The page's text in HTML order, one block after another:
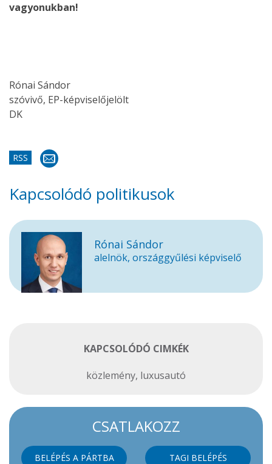
vagyonukban!
Rónai Sándor
szóvivő, EP-képviselőjelölt
DK
RSS
Kapcsolódó politikusok
Rónai Sándor
alelnök, országgyűlési képviselő
KAPCSOLÓDÓ CIMKÉK
közlemény, luxusautó
CSATLAKOZZ
BELÉPÉS A PÁRTBA TAGI BELÉPÉS